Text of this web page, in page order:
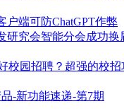
户端可防ChatGPT作弊
研究会智能分会成功换
校园招聘？超强的校
-新功能速递-第7期